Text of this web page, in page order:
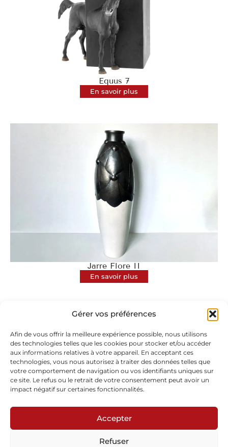
Gérer vos préférences
Afin de vous offrir la meilleure expérience possible, nous utilisons
des technologies telles que les cookies pour stocker et/ou accéder
aux informations relatives à votre appareil. En acceptant ces
technologies, vous nous autorisez à traiter des données telles que
votre comportement de navigation ou vos identifiants uniques sur
ce site. Le refus ou le retrait de votre consentement peut avoir un
impact négatif sur certaines fonctionnalités.
Accepter
Refuser
Equus 7
En savoir plus
Jarre Flore II
En savoir plus
Abonnez-vous à notre newsletter